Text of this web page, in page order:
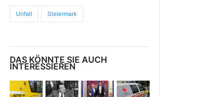
Unfall Steiermark
DAS KÖNNTE SIE AUCH
INTERESSIEREN